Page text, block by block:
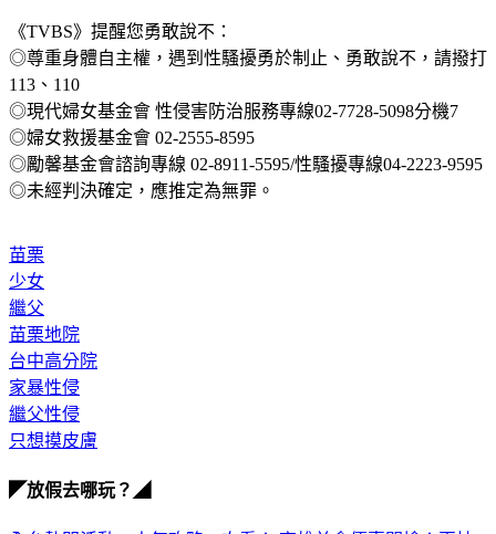
◎尊重身體自主權，遇到性騷擾勇於制止、勇敢說不，請撥打
113、110
◎現代婦女基金會 性侵害防治服務專線02-7728-5098分機7
◎婦女救援基金會 02-2555-8595
◎勵馨基金會諮詢專線 02-8911-5595/性騷擾專線04-2223-9595
◎未經判決確定，應推定為無罪。
少女
繼父
苗栗地院
台中高分院
家暴性侵
繼父性侵
只想摸皮膚